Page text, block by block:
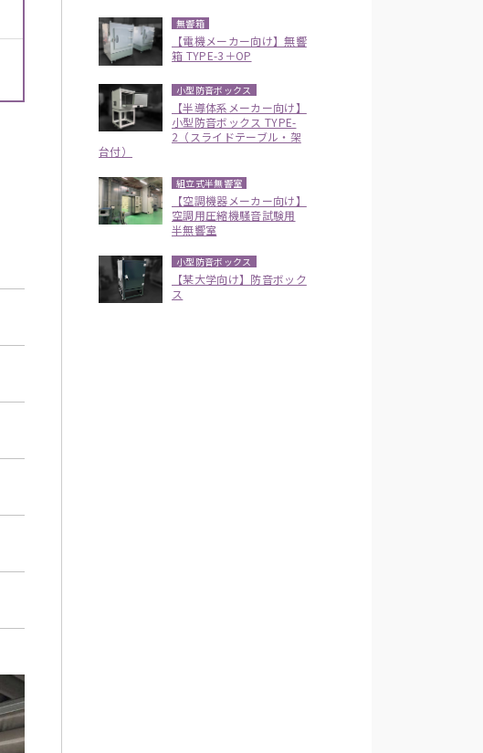
無響箱
【電機メーカー向け】無響
箱 TYPE-3＋OP
小型防音ボックス
【半導体系メーカー向け】
小型防音ボックス TYPE-
2（スライドテーブル・架
台付）
組立式半無響室
【空調機器メーカー向け】
空調用圧縮機騒音試験用
半無響室
小型防音ボックス
【某大学向け】防音ボック
ス